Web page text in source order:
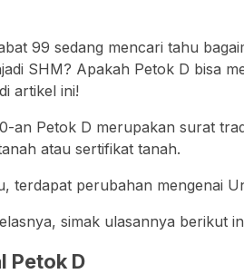
99 sedang mencari tahu
SHM? Apakah Petok D bisa
artikel ini!
an Petok D merupakan surat
atau sertifikat tanah.
terdapat perubahan mengenai
simak ulasannya berikut
Petok D